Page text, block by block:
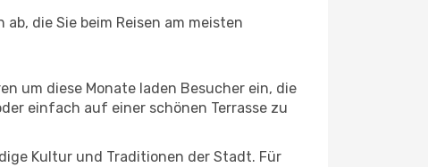
die Sie beim Reisen am meisten
um diese Monate laden Besucher ein, die
einfach auf einer schönen Terrasse zu
Kultur und Traditionen der Stadt. Für